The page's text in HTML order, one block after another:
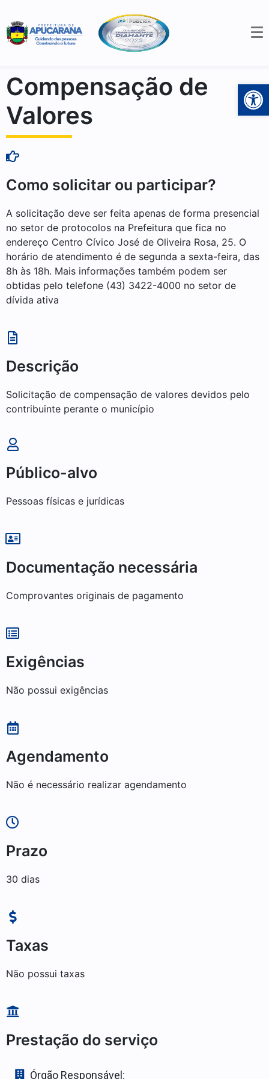
Compensação de
Valores
Como solicitar ou participar?
A solicitação deve ser feita apenas de forma presencial
no setor de protocolos na Prefeitura que fica no
endereço Centro Cívico José de Oliveira Rosa, 25. O
horário de atendimento é de segunda a sexta-feira, das
8h às 18h. Mais informações também podem ser
obtidas pelo telefone (43) 3422-4000 no setor de
dívida ativa
Descrição
Solicitação de compensação de valores devidos pelo
contribuinte perante o município
Público-alvo
Pessoas físicas e jurídicas
Documentação necessária
Comprovantes originais de pagamento
Exigências
Não possui exigências
Agendamento
Não é necessário realizar agendamento
Prazo
30 dias
Taxas
Não possui taxas
Prestação do serviço
Órgão Responsável: